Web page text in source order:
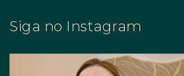
Siga no Instagram